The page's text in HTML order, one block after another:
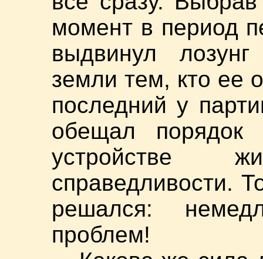
момент в период
выдвинул
земли тем, кто ее
последний у
обещал
устройстве
справедливости.
решался:
проблем!